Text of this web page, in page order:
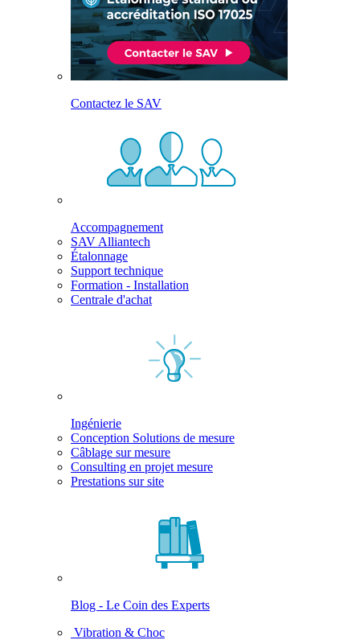
Contactez le SAV
Accompagnement
SAV Alliantech
Étalonnage
Support technique
Formation - Installation
Centrale d'achat
Ingénierie
Conception Solutions de mesure
Câblage sur mesure
Consulting en projet mesure
Prestations sur site
Blog - Le Coin des Experts
Vibration & Choc